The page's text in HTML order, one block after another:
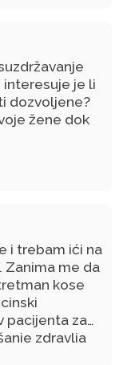
bar 100
za hranu 30
ima li
nije u
koliko sam
je
ko treba
interesuje je li
dozvoljene?
žene dok
i trebam ići na
Zanima me da
kose
pacijenta za
zdravlja
kod